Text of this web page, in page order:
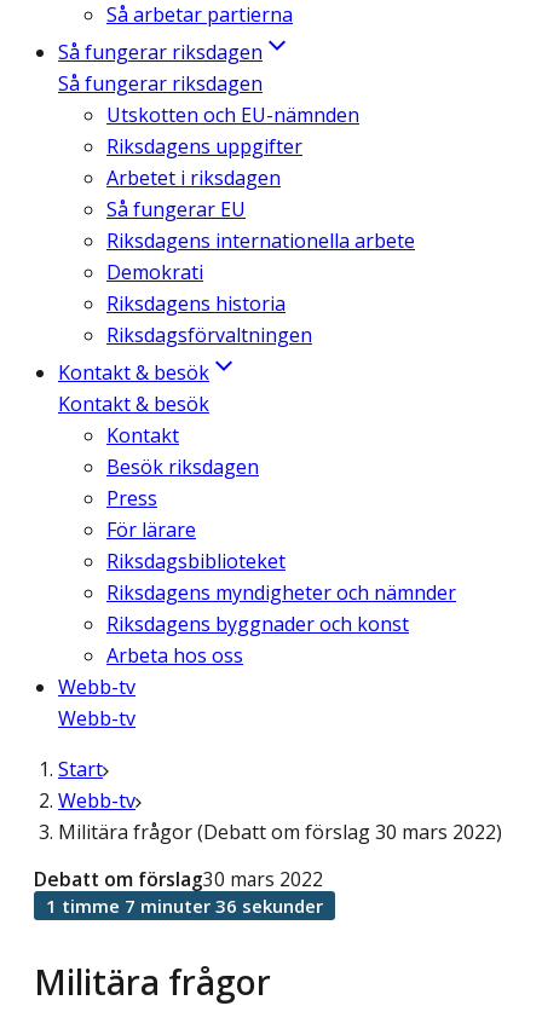
Så arbetar partierna
Så fungerar riksdagen
Så fungerar riksdagen
Utskotten och EU-nämnden
Riksdagens uppgifter
Arbetet i riksdagen
Så fungerar EU
Riksdagens internationella arbete
Demokrati
Riksdagens historia
Riksdagsförvaltningen
Kontakt & besök
Kontakt & besök
Kontakt
Besök riksdagen
Press
För lärare
Riksdagsbiblioteket
Riksdagens myndigheter och nämnder
Riksdagens byggnader och konst
Arbeta hos oss
Webb-tv
Webb-tv
Start
Webb-tv
Militära frågor (Debatt om förslag 30 mars 2022)
Militära frågor
Debatt om förslag30 mars 2022
1 timme 7 minuter 36 sekunder